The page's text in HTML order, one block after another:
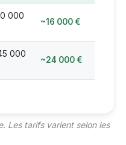
000
~16 000 €
000
~24 000 €
Les tarifs varient selon les